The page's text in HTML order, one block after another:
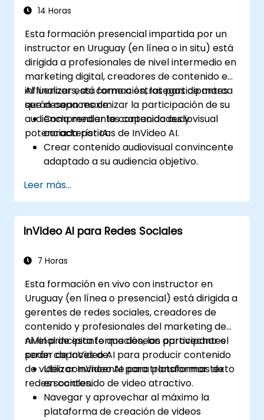
14 Horas
Esta formación presencial impartida por un
instructor en Uruguay (en línea o in situ) está
dirigida a profesionales de nivel intermedio en
marketing digital, creadores de contenido e
influencers, así como a estrategas de marca
que desean maximizar la participación de su
audiencia mediante contenido audiovisual
potenciado por IA.
Al finalizar esta formación, los participantes
serán capaces de:
Comprender las capacidades y
características de InVideo AI.
Crear contenido audiovisual convincente
adaptado a su audiencia objetivo.
la interacción y la retención de los
espectadores.
Analizar las métricas de rendimiento para
refinar las estrategias de marketing de
Leer más...
InVideo AI para Redes Sociales
7 Horas
Esta formación en vivo con instructor en
Uruguay (en línea o presencial) está dirigida a
gerentes de redes sociales, creadores de
contenido y profesionales del marketing de
nivel principiante que desean aprovechar el
poder de InVideo AI para producir contenido
de video convincente para plataformas de
redes sociales.
Al final de esta formación, los participantes
serán capaces de:
Utilizar InVideo AI para transformar texto
en contenido de video atractivo.
Navegar y aprovechar al máximo la
plataforma de creación de videos